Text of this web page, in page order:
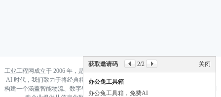
关闭
获取邀请码 2/2
办公兔工具箱
办公兔工具箱，免费AI
工业工程网成立于 2006 年，是国内领先的工业工程与智能制造知识集成平台。 在
AI 时代，我们致力于将经典精益生产（Lean）与前沿人工智能（AI）深度融合，
构建一个涵盖智能物流、数字孪生、数据驱动决策的“新工业工程”生态系统，为制